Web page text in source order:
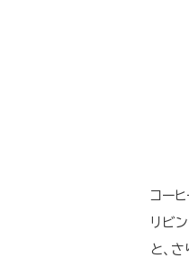
コー
リビ
と、